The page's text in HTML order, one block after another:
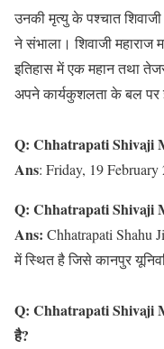
उनकी मृत्यु के पश्चात
ने संभाला। शिवाजी महाराज
इतिहास में एक महान तथा
अपने कार्यकुशलता के बल पर
Q: Chhatrapati Shivaji
Ans: Friday, 19 February
Q: Chhatrapati Shivaji
Ans: Chhatrapati Shahu
में स्थित है जिसे कानपुर
Q: Chhatrapati Shivaji
है?